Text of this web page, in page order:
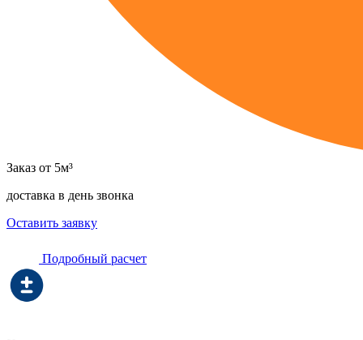
Заказ от 5м³
доставка в день звонка
Оставить заявку
Подробный расчет